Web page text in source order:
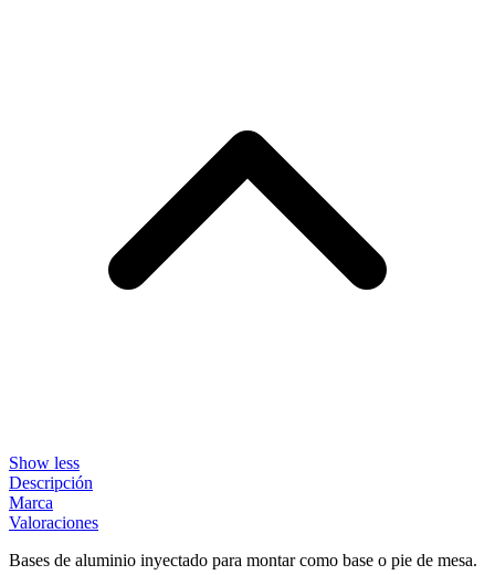
Show less
Descripción
Marca
Valoraciones
Bases de aluminio inyectado para montar como base o pie de mesa.